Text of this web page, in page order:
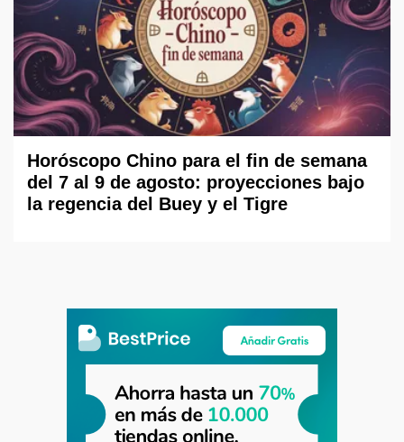
Horóscopo Chino para el fin de semana
del 7 al 9 de agosto: proyecciones bajo
la regencia del Buey y el Tigre